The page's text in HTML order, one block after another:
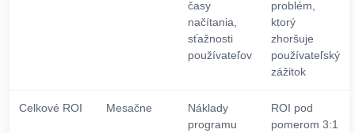
časy
načítania,
sťažnosti
používateľov
problém,
ktorý
zhoršuje
používateľský
zážitok
Celkové ROI Mesačne
Náklady
programu
ROI pod
pomerom 3:1